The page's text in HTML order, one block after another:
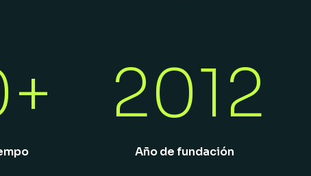
2012
Año de fundación